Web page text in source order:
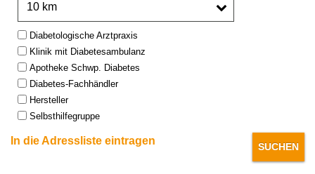
Type:Diabetologische Arztpraxis
Klinik mit Diabetesambulanz
Apotheke Schwp. Diabetes
Diabetes-Fachhändler
Hersteller
Selbsthilfegruppe
In die Adressliste eintragen